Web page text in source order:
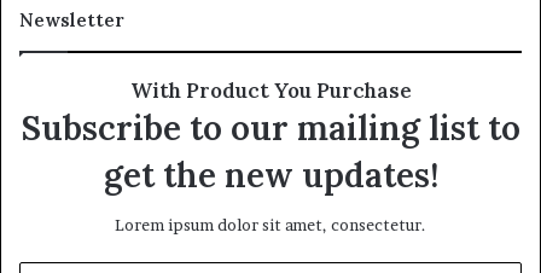
Newsletter
With Product You Purchase
Subscribe to our mailing list to
get the new updates!
Lorem ipsum dolor sit amet, consectetur.